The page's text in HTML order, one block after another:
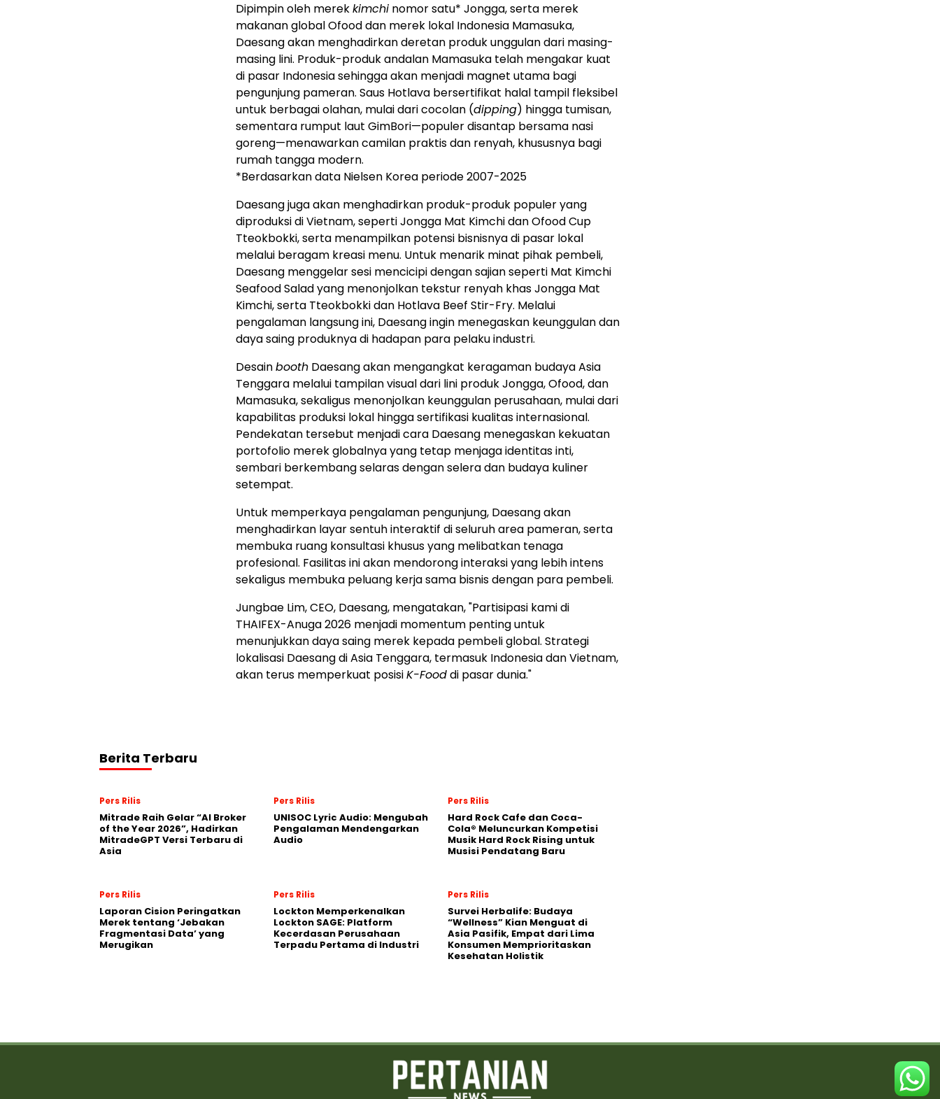
Dipimpin oleh merekkimchi nomor satu* Jongga, serta merek
makanan global Ofood dan merek lokal Indonesia Mamasuka,
Daesang akan menghadirkan deretan produk unggulan dari masing-
masing lini. Produk-produk andalan Mamasuka telah mengakar kuat
di pasar Indonesia sehingga akan menjadi magnet utama bagi
pengunjung pameran. Saus Hotlava bersertifikat halal tampil fleksibel
untuk berbagai olahan, mulai dari cocolan (dipping) hingga tumisan,
sementara rumput laut GimBori—populer disantap bersama nasi
goreng—menawarkan camilan praktis dan renyah, khususnya bagi
rumah tangga modern.
*Berdasarkan data Nielsen Korea periode 2007-2025
Daesang juga akan menghadirkan produk-produk populer yang
diproduksi di Vietnam, seperti Jongga Mat Kimchi dan Ofood Cup
Tteokbokki, serta menampilkan potensi bisnisnya di pasar lokal
melalui beragam kreasi menu. Untuk menarik minat pihak pembeli,
Daesang menggelar sesi mencicipi dengan sajian seperti Mat Kimchi
Seafood Salad yang menonjolkan tekstur renyah khas Jongga Mat
Kimchi, serta Tteokbokki dan Hotlava Beef Stir-Fry. Melalui
pengalaman langsung ini, Daesang ingin menegaskan keunggulan dan
daya saing produknya di hadapan para pelaku industri.
Desainbooth Daesang akan mengangkat keragaman budaya Asia
Tenggara melalui tampilan visual dari lini produk Jongga, Ofood, dan
Mamasuka, sekaligus menonjolkan keunggulan perusahaan, mulai dari
kapabilitas produksi lokal hingga sertifikasi kualitas internasional.
Pendekatan tersebut menjadi cara Daesang menegaskan kekuatan
portofolio merek globalnya yang tetap menjaga identitas inti,
sembari berkembang selaras dengan selera dan budaya kuliner
setempat.
Untuk memperkaya pengalaman pengunjung, Daesang akan
menghadirkan layar sentuh interaktif di seluruh area pameran, serta
membuka ruang konsultasi khusus yang melibatkan tenaga
profesional. Fasilitas ini akan mendorong interaksi yang lebih intens
sekaligus membuka peluang kerja sama bisnis dengan para pembeli.
Jungbae Lim, CEO, Daesang, mengatakan, "Partisipasi kami di
THAIFEX-Anuga 2026 menjadi momentum penting untuk
menunjukkan daya saing merek kepada pembeli global. Strategi
lokalisasi Daesang di Asia Tenggara, termasuk Indonesia dan Vietnam,
akan terus memperkuat posisiK-Fooddi pasar dunia."
Berita Terbaru
Pers Rilis
Mitrade Raih Gelar “AI Broker
of the Year 2026”, Hadirkan
MitradeGPT Versi Terbaru di
Asia
Pers Rilis
UNISOC Lyric Audio: Mengubah
Pengalaman Mendengarkan
Audio
Pers Rilis
Hard Rock Cafe dan Coca-
Cola® Meluncurkan Kompetisi
Musik Hard Rock Rising untuk
Musisi Pendatang Baru
Pers Rilis
Laporan Cision Peringatkan
Merek tentang ‘Jebakan
Fragmentasi Data’ yang
Merugikan
Pers Rilis
Lockton Memperkenalkan
Lockton SAGE: Platform
Kecerdasan Perusahaan
Terpadu Pertama di Industri
Pers Rilis
Survei Herbalife: Budaya
“Wellness” Kian Menguat di
Asia Pasifik, Empat dari Lima
Konsumen Memprioritaskan
Kesehatan Holistik